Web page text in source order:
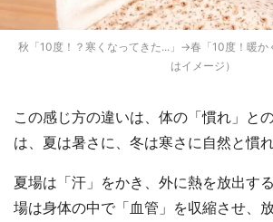
秋「10度！？寒くなってきた...」→春「10度！暖か
はイメージ）
この感じ方の違いは、体の「慣れ」と
は、夏は暑さに、冬は寒さに自然と慣
夏場は「汗」をかき、外に熱を放出す
場は身体の中で「血管」を収縮させ、